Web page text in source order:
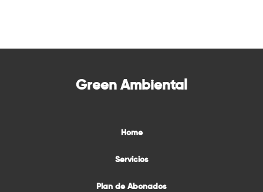
Green Ambiental
Home
Servicios
Plan de Abonados